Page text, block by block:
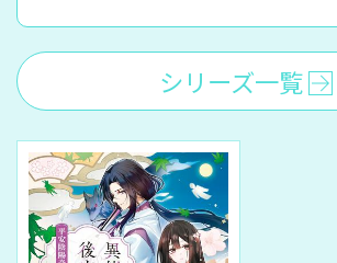
シリーズ一覧